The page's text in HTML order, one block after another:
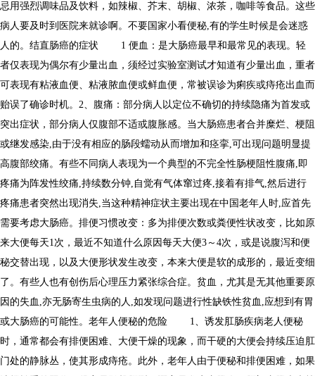
忌用强烈调味品及饮料，如辣椒、芥末、胡椒、浓茶，咖啡等食品。这些
病人要及时到医院来就诊啊。不要国家小看便秘,有的学生时候是会迷惑
人的。结直肠癌的症状 1 便血：是大肠癌最早和最常见的表现。轻
者仅表现为偶尔有少量出血，须经过实验室测试才知道有少量出血，重者
可表现有粘液血便、粘液脓血便或鲜血便，常被误诊为痢疾或痔疮出血而
贻误了确诊时机。2、腹痛：部分病人以定位不确切的持续隐痛为首发或
突出症状，部分病人仅腹部不适或腹胀感。当大肠癌患者合并糜烂、梗阻
或继发感染,由于没有相应的肠段蠕动从而增加和痉挛,可出现问题明显提
高腹部绞痛。有些不同病人表现为一个典型的不完全性肠梗阻性腹痛,即
疼痛为阵发性绞痛,持续数分钟,自觉有气体窜过疼,接着有排气,然后进行
疼痛患者突然出现消失,当这种精神症状主要出现在中国老年人时,应首先
需要考虑大肠癌。排便习惯改变：多为排便次数或粪便性状改变，比如原
来大便每天1次，最近不知道什么原因每天大便3～4次，或是说腹泻和便
秘交替出现，以及大便形状发生改变，本来大便是软的成形的，最近变细
了。有些人也有创伤后心理压力紧张综合症。贫血，尤其是无其他重要原
因的失血,亦无肠寄生虫病的人,如发现问题进行性缺铁性贫血,应想到有胃
或大肠癌的可能性。老年人便秘的危险 1、诱发肛肠疾病老人便秘
时，通常都会有排便困难、大便干燥的现象，而干硬的大便会持续压迫肛
门处的静脉丛，使其形成痔疮。此外，老年人由于便秘和排便困难，如果